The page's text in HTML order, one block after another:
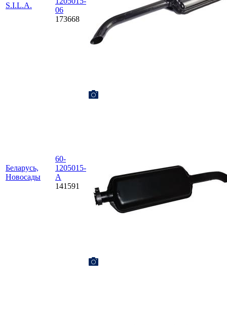
S.I.L.A.
06
173668
Беларусь,
Новосады
60-
1205015-
А
141591